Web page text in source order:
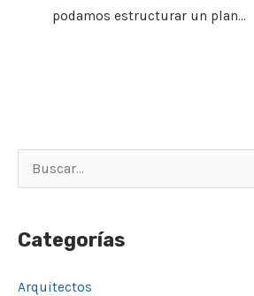
podamos estructurar un plan…
a
Categorías
Arquitectos